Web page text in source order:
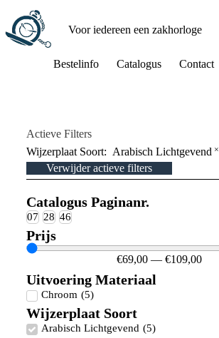
Voor iedereen een zakhorloge
Bestelinfo Catalogus Contact
Actieve Filters
Wijzerplaat Soort: Arabisch Lichtgevend ×
Verwijder actieve filters
Catalogus Paginanr.
07 28 46
Prijs
€69,00— €109,00
Uitvoering Materiaal
Chroom (5)
Wijzerplaat Soort
Arabisch Lichtgevend (5)